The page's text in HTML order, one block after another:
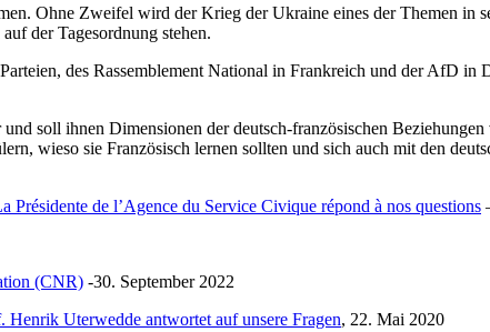
Ohne Zweifel wird der Krieg der Ukraine eines der Themen in
der Tagesordnung stehen.
des Rassemblement National in Frankreich und der AfD in
soll ihnen Dimensionen der deutsch-französischen
wieso sie Französisch lernen sollten und sich auch mit den
Présidente de l’Agence du Service Civique répond à nos questions
(CNR) -30. September 2022
Henrik Uterwedde antwortet auf unsere Fragen, 22. Mai 2020